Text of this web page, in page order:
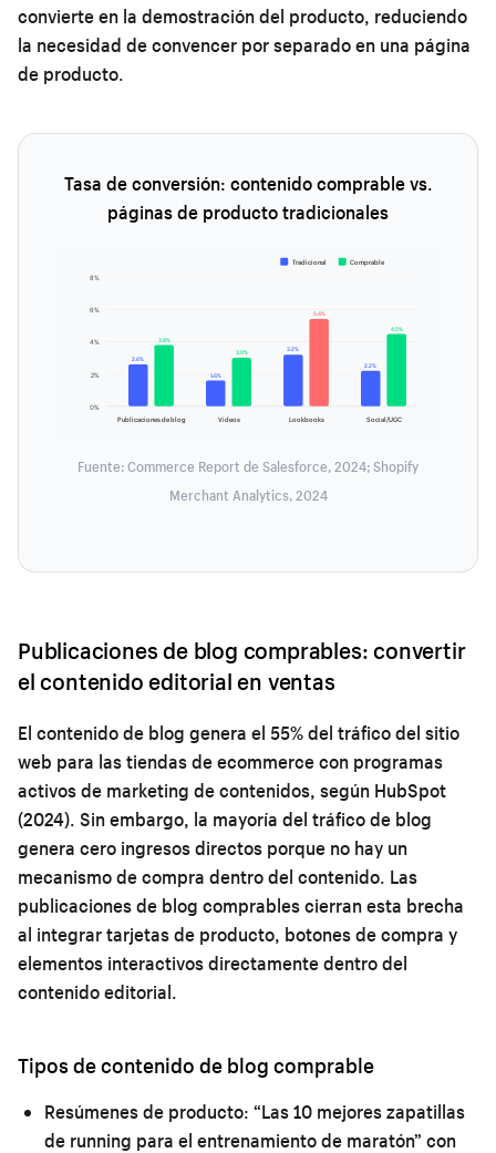
convierte en la demostración del producto, reduciendo
la necesidad de convencer por separado en una página
de producto.
Tasa de conversión: contenido comprable vs.
páginas de producto tradicionales
0%
2%
4%
6%
8%
Publicaciones de blog
2.6%
3.8%
Videos
1.6%
3.0%
Lookbooks
3.2%
5.4%
Social/UGC
2.2%
4.5%
Tradicional Comprable
Fuente: Commerce Report de Salesforce, 2024; Shopify
Merchant Analytics, 2024
Publicaciones de blog comprables: convertir
el contenido editorial en ventas
El contenido de blog genera el 55% del tráfico del sitio
web para las tiendas de ecommerce con programas
activos de marketing de contenidos, según HubSpot
(2024). Sin embargo, la mayoría del tráfico de blog
genera cero ingresos directos porque no hay un
mecanismo de compra dentro del contenido. Las
publicaciones de blog comprables cierran esta brecha
al integrar tarjetas de producto, botones de compra y
elementos interactivos directamente dentro del
contenido editorial.
Tipos de contenido de blog comprable
Resúmenes de producto: “Las 10 mejores zapatillas
de running para el entrenamiento de maratón” con